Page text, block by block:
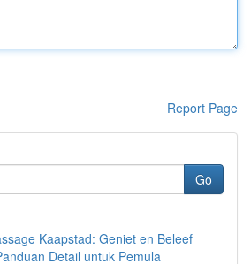
Report Page
Go
Kaapstad: Geniet en Beleef
Detail untuk Pemula